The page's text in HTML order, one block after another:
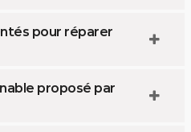
pour réparer
proposé par